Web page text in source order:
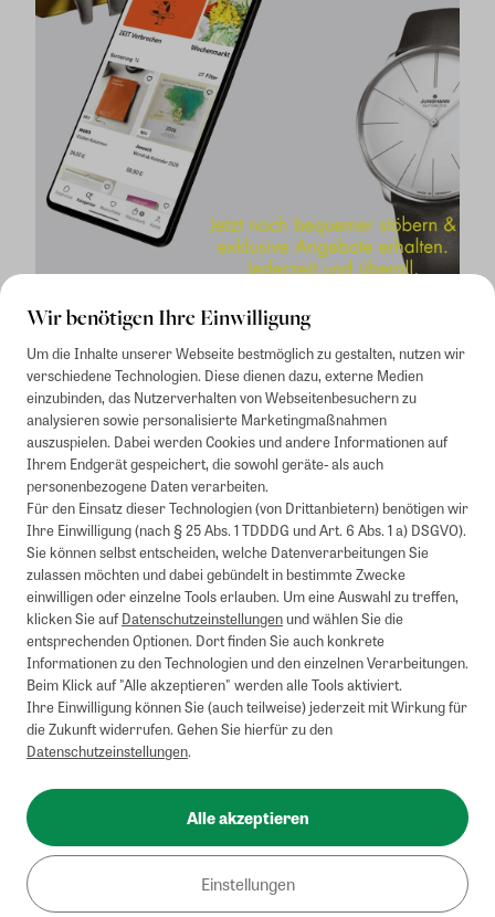
Wir benötigen Ihre Einwilligung
Um die Inhalte unserer Webseite bestmöglich zu gestalten, nutzen wir
verschiedene Technologien. Diese dienen dazu, externe Medien
einzubinden, das Nutzerverhalten von Webseitenbesuchern zu
analysieren sowie personalisierte Marketingmaßnahmen
auszuspielen. Dabei werden Cookies und andere Informationen auf
Ihrem Endgerät gespeichert, die sowohl geräte- als auch
personenbezogene Daten verarbeiten.
Für den Einsatz dieser Technologien (von Drittanbietern) benötigen wir
Ihre Einwilligung (nach § 25 Abs. 1 TDDDG und Art. 6 Abs. 1 a) DSGVO).
Sie können selbst entscheiden, welche Datenverarbeitungen Sie
zulassen möchten und dabei gebündelt in bestimmte Zwecke
einwilligen oder einzelne Tools erlauben. Um eine Auswahl zu treffen,
klicken Sie aufDatenschutzeinstellungenund wählen Sie die
entsprechenden Optionen. Dort finden Sie auch konkrete
Informationen zu den Technologien und den einzelnen Verarbeitungen.
Beim Klick auf "Alle akzeptieren" werden alle Tools aktiviert.
Ihre Einwilligung können Sie (auch teilweise) jederzeit mit Wirkung für
die Zukunft widerrufen. Gehen Sie hierfür zu den
Datenschutzeinstellungen.
Alle akzeptieren
Einstellungen
1Mindestbestellwert von 50€. Nicht anwendbar auf Produkte, die der
Buchpreisbindung unterliegen, ZEIT-Akademie, e-Books. Keine
Barauszahlung möglich. Nicht mit weiteren Gutscheinen/Rabatten
kombinierbar.
Briefsendungen sind vom kostenlosen Rückversand ausgeschlossen.
Weitere Informationen zu Rücksendungen finden Sie hier.
Alle Preise inkl. gesetzl. MwSt. zzgl. Versandkosten
AGB
Widerrufsbelehrung
Instagram Pinterest